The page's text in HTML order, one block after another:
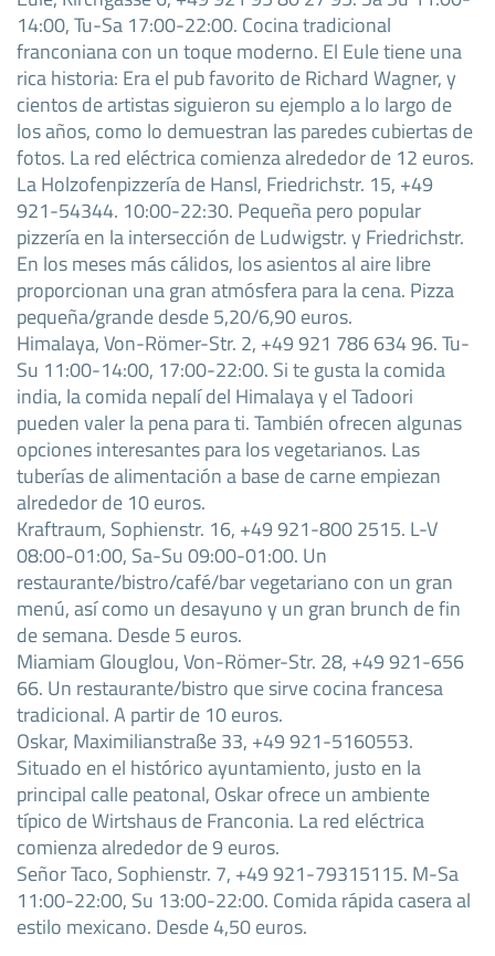
14:00, Tu-Sa 17:00-22:00. Cocina tradicional
franconiana con un toque moderno. El Eule tiene una
rica historia: Era el pub favorito de Richard Wagner, y
cientos de artistas siguieron su ejemplo a lo largo de
los años, como lo demuestran las paredes cubiertas de
fotos. La red eléctrica comienza alrededor de 12 euros.
La Holzofenpizzería de Hansl, Friedrichstr. 15, +49
921-54344. 10:00-22:30. Pequeña pero popular
pizzería en la intersección de Ludwigstr. y Friedrichstr.
En los meses más cálidos, los asientos al aire libre
proporcionan una gran atmósfera para la cena. Pizza
pequeña/grande desde 5,20/6,90 euros.
Himalaya, Von-Römer-Str. 2, +49 921 786 634 96. Tu-
Su 11:00-14:00, 17:00-22:00. Si te gusta la comida
india, la comida nepalí del Himalaya y el Tadoori
pueden valer la pena para ti. También ofrecen algunas
opciones interesantes para los vegetarianos. Las
tuberías de alimentación a base de carne empiezan
alrededor de 10 euros.
Kraftraum, Sophienstr. 16, +49 921-800 2515. L-V
08:00-01:00, Sa-Su 09:00-01:00. Un
restaurante/bistro/café/bar vegetariano con un gran
menú, así como un desayuno y un gran brunch de fin
de semana. Desde 5 euros.
Miamiam Glouglou, Von-Römer-Str. 28, +49 921-656
66. Un restaurante/bistro que sirve cocina francesa
tradicional. A partir de 10 euros.
Oskar, Maximilianstraße 33, +49 921-5160553.
Situado en el histórico ayuntamiento, justo en la
principal calle peatonal, Oskar ofrece un ambiente
típico de Wirtshaus de Franconia. La red eléctrica
comienza alrededor de 9 euros.
Señor Taco, Sophienstr. 7, +49 921-79315115. M-Sa
11:00-22:00, Su 13:00-22:00. Comida rápida casera al
estilo mexicano. Desde 4,50 euros.